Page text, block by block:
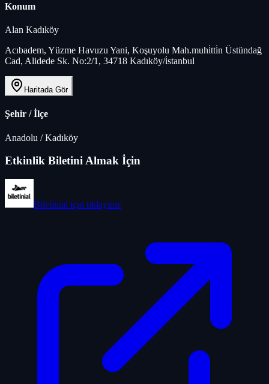
Konum
Alan Kadıköy
Acıbadem, Yüzme Havuzu Yani, Koşuyolu Mah.muhi̇tti̇n Üstündağ
Cad, Alidede Sk. No:2/1, 34718 Kadıköy/i̇stanbul
Haritada Gör
Şehir / İlçe
Anadolu /Kadıköy
Etkinlik Biletini Almak İçin
Biletinial için tıklayınız